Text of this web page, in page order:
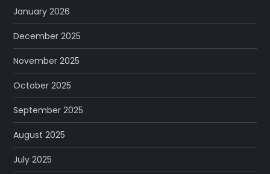
January 2026
December 2025
November 2025
October 2025
September 2025
August 2025
July 2025